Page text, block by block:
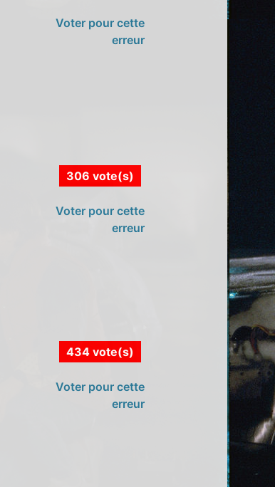
Voter pour cette
erreur
306 vote(s)
Voter pour cette
erreur
434 vote(s)
Voter pour cette
erreur